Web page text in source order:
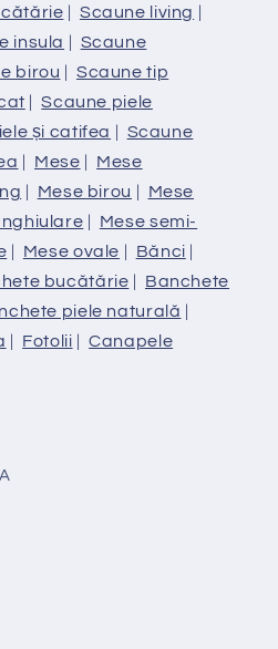
| Scaune living |
insula | Scaune
birou | Scaune tip
|Scaune piele
și catifea | Scaune
| Mese | Mese
| Mese birou | Mese
| Mese semi-
| Mese ovale | Bănci |
bucătărie | Banchete
piele naturală |
| Fotolii |Canapele